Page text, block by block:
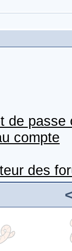
de passe
compte
des